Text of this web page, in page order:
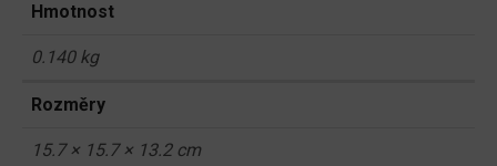
Hmotnost
0.140 kg
Rozměry
15.7 × 15.7 × 13.2 cm